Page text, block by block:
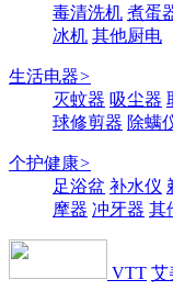
毒清洗机 煮蛋
冰机 其他厨电
生活电器>
灭蚊器 吸尘器
球修剪器 除螨
个护健康>
足浴盆 补水仪
摩器 冲牙器 其
VTT 艾